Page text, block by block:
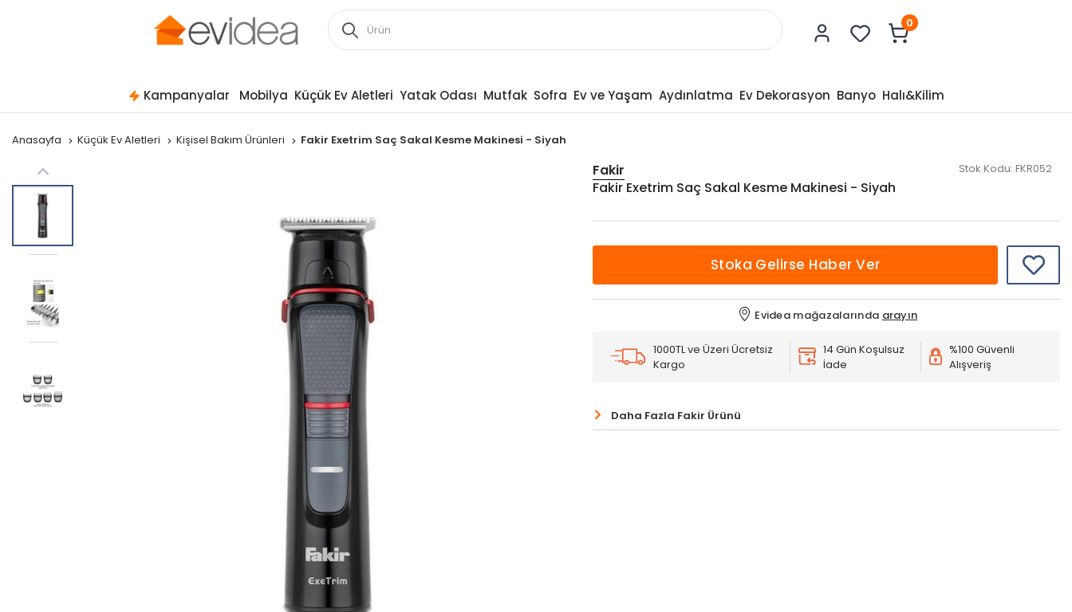
0
Kampanyalar Mobilya Küçük Ev Aletleri Yatak Odası Mutfak Sofra Ev ve Yaşam Aydınlatma Ev Dekorasyon Banyo Halı&Kilim
Anasayfa Küçük Ev Aletleri Kişisel Bakım Ürünleri Fakir Exetrim Saç Sakal Kesme Makinesi - Siyah
Fakir Stok Kodu: FKR052
Fakir Exetrim Saç Sakal Kesme Makinesi - Siyah
Stoka Gelirse Haber Ver
Evidea mağazalarında arayın
1000TL ve Üzeri Ücretsiz
Kargo
14 Gün Koşulsuz
İade
%100 Güvenli
Alışveriş
Daha Fazla Fakir Ürünü